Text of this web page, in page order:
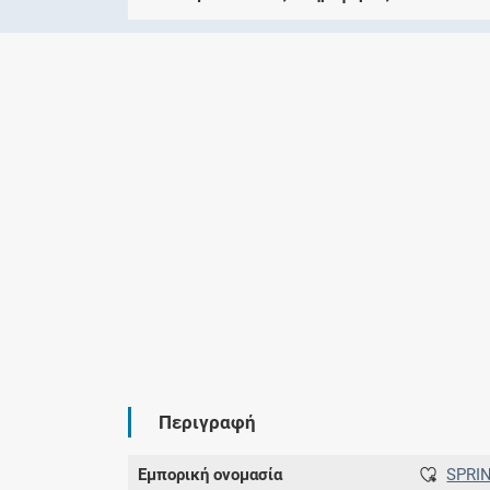
Περιγραφή
Εμπορική ονομασία